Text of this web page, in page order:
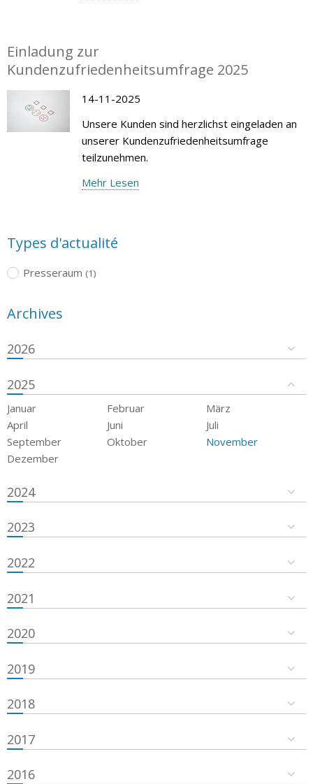
Einladung zur
Kundenzufriedenheitsumfrage 2025
14-11-2025
Unsere Kunden sind herzlichst eingeladen an
unserer Kundenzufriedenheitsumfrage
teilzunehmen.
Mehr Lesen
Types d'actualité
Presseraum (1)
Archives
2026
2025
Januar Februar
März
April
Juni
Juli
September
Oktober
November
Dezember
2024
2023
2022
2021
2020
2019
2018
2017
2016